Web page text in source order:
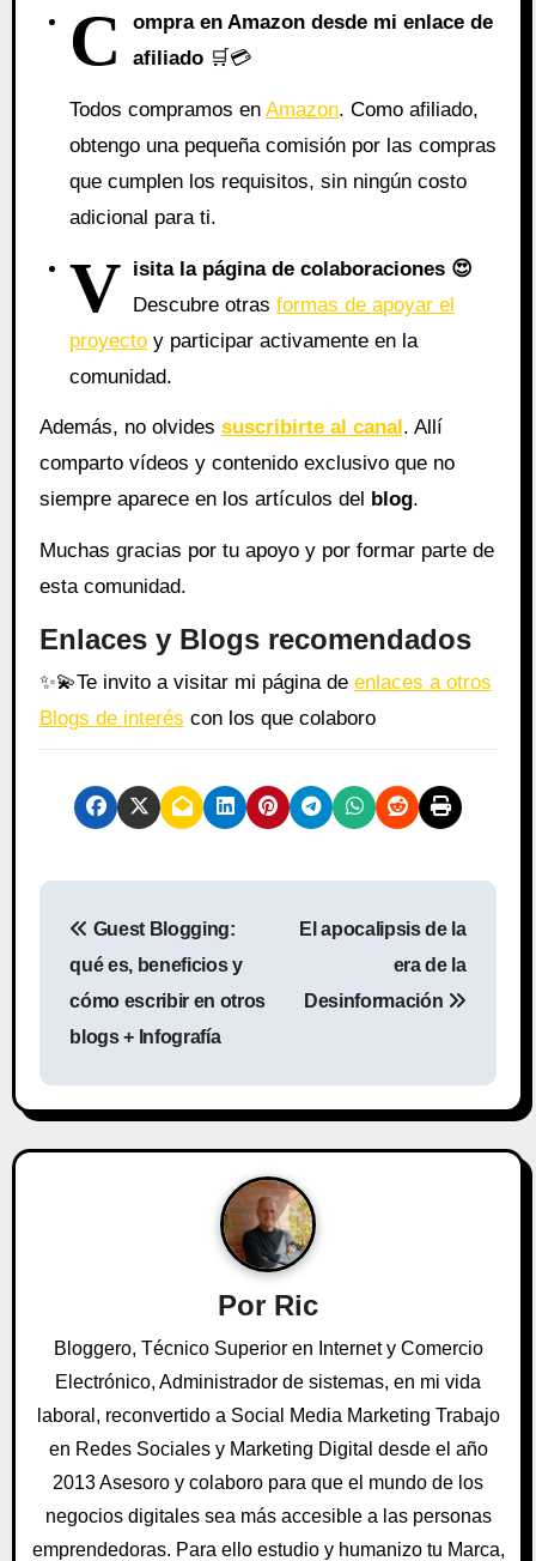
C
ompra en Amazon desde mi enlace de
afiliado 🛒💳
Todos compramos enAmazon. Como afiliado,
obtengo una pequeña comisión por las compras
que cumplen los requisitos, sin ningún costo
adicional para ti.
V isita la página de colaboraciones 😍
Descubre otrasformas de apoyar el
proyecto y participar activamente en la
comunidad.
Además, no olvides suscribirte al canal . Allí
comparto vídeos y contenido exclusivo que no
siempre aparece en los artículos del
blog.
Muchas gracias por tu apoyo y por formar parte de
esta comunidad.
Enlaces y Blogs recomendados
✨💫Te invito a visitar mi página de enlaces a otros
Blogs de interés con los que colaboro
g
a
n
d
e
e
n
Guest Blogging:
qué es, beneficios y
cómo escribir en otros
blogs + Infografía
El apocalipsis de la
era de la
Desinformación
Por Ric
Bloggero, Técnico Superior en Internet y Comercio
Electrónico, Administrador de sistemas, en mi vida
laboral, reconvertido a Social Media Marketing Trabajo
en Redes Sociales y Marketing Digital desde el año
2013 Asesoro y colaboro para que el mundo de los
negocios digitales sea más accesible a las personas
emprendedoras. Para ello estudio y humanizo tu Marca,